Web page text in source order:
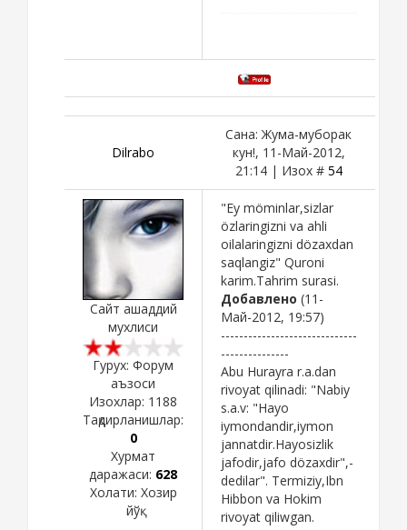
Dilrabo
Сана: Жума-муборак
кун!, 11-Май-2012,
21:14 | Изох # 54
Сайт ашаддий
мухлиси
Гурух: Форум
аъзоси
Изохлар: 1188
Тақдирланишлар:
0
Хурмат
даражаси: 628
Холати: Хозир
йўқ
"Ey möminlar,sizlar
özlaringizni va ahli
oilalaringizni dözaxdan
saqlangiz" Quroni
karim.Tahrim surasi.
Добавлено (11-
Май-2012, 19:57)
------------------------------
---------------
Abu Hurayra r.a.dan
rivoyat qilinadi: "Nabiy
s.a.v: "Hayo
iymondandir,iymon
jannatdir.Hayosizlik
jafodir,jafo dözaxdir",-
dedilar". Termiziy,Ibn
Hibbon va Hokim
rivoyat qiliwgan.